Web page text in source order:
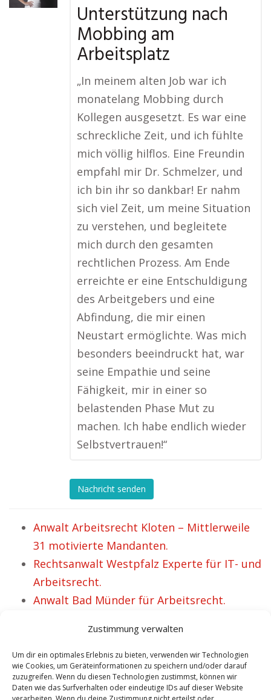
Zustimmung verwalten
Um dir ein optimales Erlebnis zu bieten, verwenden wir Technologien
wie Cookies, um Geräteinformationen zu speichern und/oder darauf
zuzugreifen. Wenn du diesen Technologien zustimmst, können wir
Daten wie das Surfverhalten oder eindeutige IDs auf dieser Website
Unterstützung nach
Mobbing am
Arbeitsplatz
„In meinem alten Job war ich
monatelang Mobbing durch
Kollegen ausgesetzt. Es war eine
schreckliche Zeit, und ich fühlte
mich völlig hilflos. Eine Freundin
empfahl mir Dr. Schmelzer, und
ich bin ihr so dankbar! Er nahm
sich viel Zeit, um meine Situation
zu verstehen, und begleitete
mich durch den gesamten
rechtlichen Prozess. Am Ende
erreichte er eine Entschuldigung
des Arbeitgebers und eine
Abfindung, die mir einen
Neustart ermöglichte. Was mich
besonders beeindruckt hat, war
seine Empathie und seine
Fähigkeit, mir in einer so
belastenden Phase Mut zu
machen. Ich habe endlich wieder
Selbstvertrauen!“
Nachricht senden
Anwalt Arbeitsrecht Kloten – Mittlerweile
31 motivierte Mandanten.
Rechtsanwalt Westpfalz Experte für IT- und
Arbeitsrecht.
Anwalt Bad Münder für Arbeitsrecht.
Hecklingen.
Fachanwalt im Bereich Arbeitsrecht und IT
Recht Mühlhausen Thüringen.
Anwalt Arbeitsrecht Velten Mandanten